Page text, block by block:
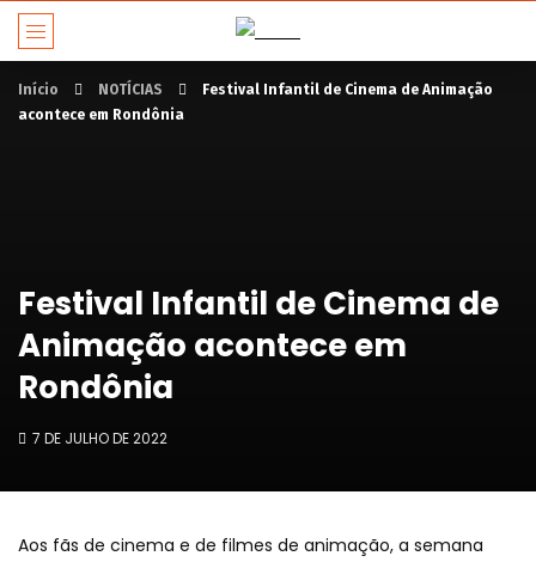
Início NOTÍCIAS
Festival Infantil de Cinema de Animação
acontece em Rondônia
Festival Infantil de Cinema de
Animação acontece em
Rondônia
7 DE JULHO DE 2022
Aos fãs de cinema e de filmes de animação, a semana